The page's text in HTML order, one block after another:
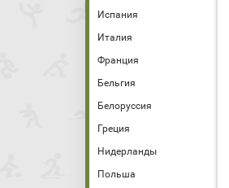
Испания
Италия
Франция
Бельгия
Белоруссия
Греция
Нидерланды
Польша